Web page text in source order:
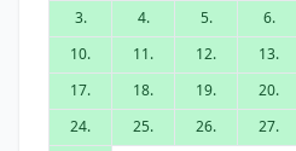
3.
4. 5. 6.
10.
11. 12. 13.
17.
18. 19. 20.
24.
25. 26. 27.